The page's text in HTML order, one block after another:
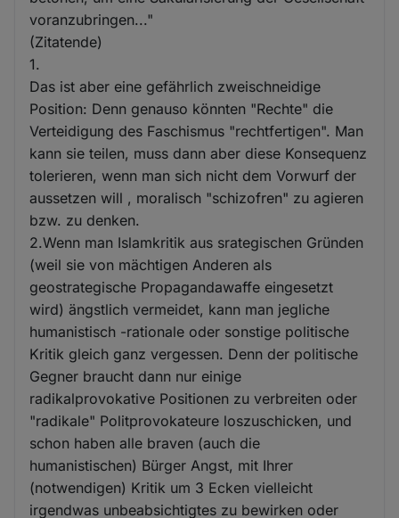
voranzubringen..."
(Zitatende)
1.
Das ist aber eine gefährlich zweischneidige
Position: Denn genauso könnten "Rechte" die
Verteidigung des Faschismus "rechtfertigen". Man
kann sie teilen, muss dann aber diese Konsequenz
tolerieren, wenn man sich nicht dem Vorwurf der
aussetzen will , moralisch "schizofren" zu agieren
bzw. zu denken.
2.Wenn man Islamkritik aus srategischen Gründen
(weil sie von mächtigen Anderen als
geostrategische Propagandawaffe eingesetzt
wird) ängstlich vermeidet, kann man jegliche
humanistisch -rationale oder sonstige politische
Kritik gleich ganz vergessen. Denn der politische
Gegner braucht dann nur einige
radikalprovokative Positionen zu verbreiten oder
"radikale" Politprovokateure loszuschicken, und
schon haben alle braven (auch die
humanistischen) Bürger Angst, mit Ihrer
(notwendigen) Kritik um 3 Ecken vielleicht
irgendwas unbeabsichtigtes zu bewirken oder